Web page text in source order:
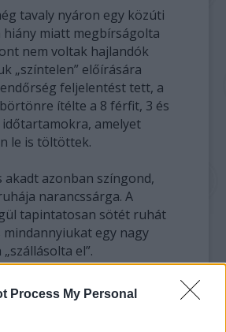
Process My Personal
tavaly nyáron egy közúti
hiány miatt megbírságolta
nem voltak hajlandók
„színtelen” előírására
feljelentést tett, a
ítélte a 8 férfit, 3 és
amelyet
le is töltöttek.
azonban színgond,
narancssárga. A
tapintatosan sötét ruhát
egy nagy
el”.
azonban jobb belátásra
akik mindegyike az Old Order